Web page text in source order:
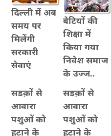
दिल्ली में अब
समय पर
मिलेंगी
सरकारी
सेवाएं
बेटियों की
शिक्षा में
किया गया
निवेश समाज
के उज्ज..
सडक़ों से
आवारा
पशुओं को
हटाने के
सडक़ों से
आवारा
पशुओं को
हटाने के